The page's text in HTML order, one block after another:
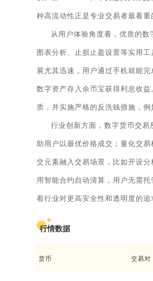
种高流动性正是专业交易者最看重
从用户体验角度看，优质的
图表分析、止损止盈设置等实用
展尤其迅速，用户通过手机就能
数字资产存入余币宝获得利息收
质，并实施严格的反洗钱措施，
行业创新方面，数字货币交
助用户以最优价格成交；量化交
交元素融入交易场景，比如开设
用智能合约自动清算，用户无需
着行业对更高安全性和透明度的追
行情数据
货币 交易对